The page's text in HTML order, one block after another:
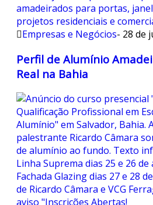
Empresas e Negócios- 28 de
Perfil de Alumínio
Real na Bahia